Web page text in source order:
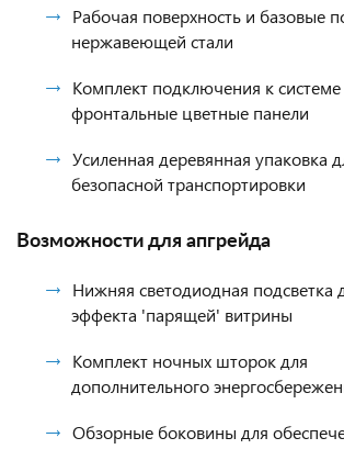
Рабочая поверхность и базовые
нержавеющей стали
Комплект подключения к
фронтальные цветные панели
Усиленная деревянная упаковка
безопасной транспортировки
Возможности для апгрейда
Нижняя светодиодная подсветка
эффекта 'парящей' витрины
Комплект ночных шторок для
дополнительного
Обзорные боковины для